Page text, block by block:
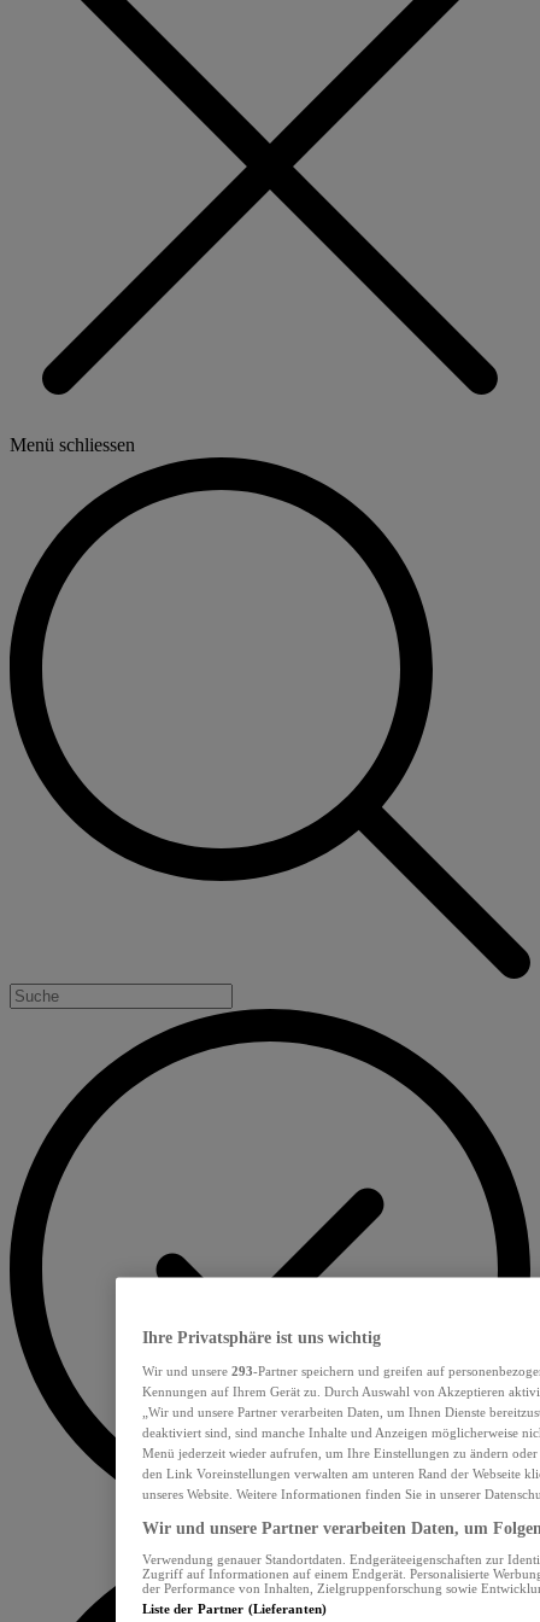
Menü schliessen
Ihre Privatsphäre ist uns wichtig
Wir und unsere 293-Partner speichern und greifen auf
Kennungen auf Ihrem Gerät zu. Durch Auswahl von Akzeptieren
„Wir und unsere Partner verarbeiten Daten, um Ihnen Dienste
deaktiviert sind, sind manche Inhalte und Anzeigen möglicherweise
Menü jederzeit wieder aufrufen, um Ihre Einstellungen zu ändern
den Link Voreinstellungen verwalten am unteren Rand der Webseite
unseres Website. Weitere Informationen finden Sie in unserer
Wir und unsere Partner verarbeiten Daten, um
Verwendung genauer Standortdaten. Endgeräteeigenschaften zur
Zugriff auf Informationen auf einem Endgerät. Personalisierte
der Performance von Inhalten, Zielgruppenforschung sowie
Liste der Partner (Lieferanten)